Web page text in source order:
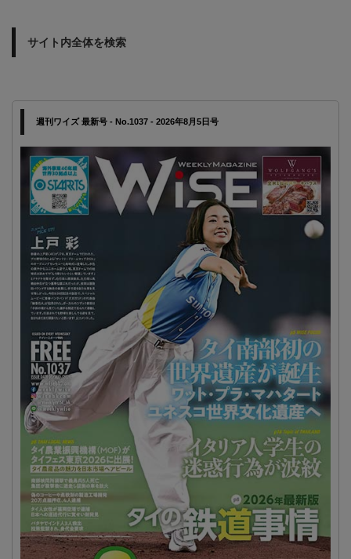
サイト内全体を検索
週刊ワイズ 最新号 - No.1037 - 2026年8月5日号